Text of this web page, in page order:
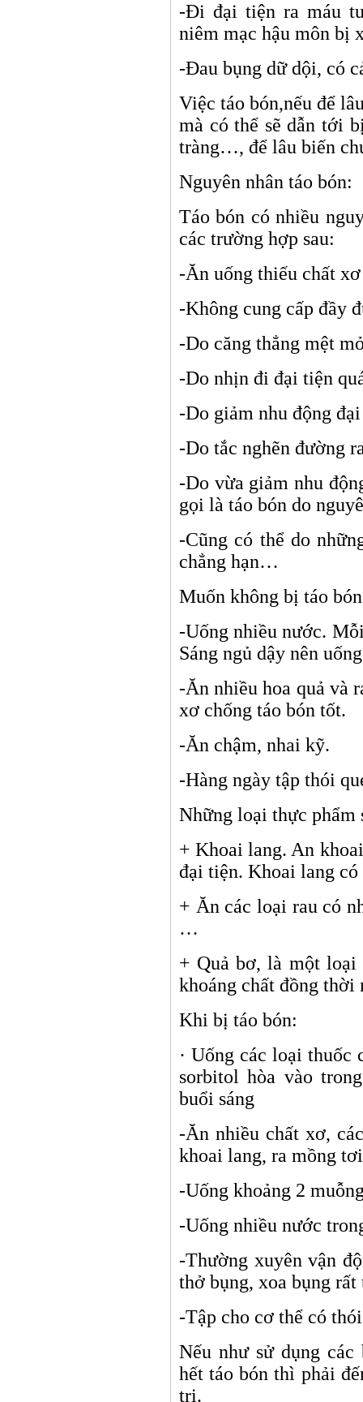
-Đi đại tiện ra máu
niêm mạc hậu môn bị
-Đau bụng dữ dội, có
Việc táo bón,nếu để
mà có thể sẽ dẫn tới
tràng…, để lâu biến
Nguyên nhân táo bón:
Táo bón có nhiều
các trường hợp sau:
-Ăn uống thiếu chất xơ
-Không cung cấp đầy
-Do căng thẳng mệt
-Do nhịn đi đại tiện
-Do giảm nhu động
-Do tắc nghẽn đường
-Do vừa giảm nhu
gọi là táo bón do
-Cũng có thể do
chẳng hạn…
Muốn không bị táo
-Uống nhiều nước.
Sáng ngủ dậy nên
-Ăn nhiều hoa quả và
xơ chống táo bón tốt.
-Ăn chậm, nhai kỹ.
-Hàng ngày tập thói
Những loại thực phẩm
+ Khoai lang. An
đại tiện. Khoai lang có
+ Ăn các loại rau có
…
+ Quả bơ, là một loại
khoáng chất đồng thời
Khi bị táo bón:
· Uống các loại
sorbitol hòa vào
buổi sáng
-Ăn nhiều chất xơ,
khoai lang, ra mồng
-Uống khoảng 2
-Uống nhiều nước
-Thường xuyên vận
thở bụng, xoa bụng
-Tập cho cơ thể có
Nếu như sử dụng
hết táo bón thì phải
trị.